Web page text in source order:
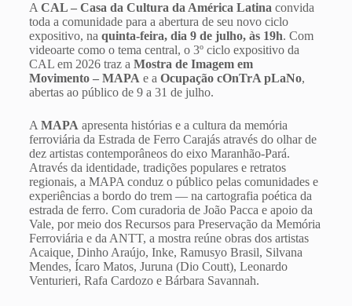
A CAL – Casa da Cultura da América Latina convida
toda a comunidade para a abertura de seu novo ciclo
expositivo, na quinta-feira, dia 9 de julho, às 19h. Com
videoarte como o tema central, o 3º ciclo expositivo da
CAL em 2026 traz a Mostra de Imagem em
Movimento – MAPA e a Ocupação cOnTrA pLaNo,
abertas ao público de 9 a 31 de julho.
A MAPA apresenta histórias e a cultura da memória
ferroviária da Estrada de Ferro Carajás através do olhar de
dez artistas contemporâneos do eixo Maranhão-Pará.
Através da identidade, tradições populares e retratos
regionais, a MAPA conduz o público pelas comunidades e
experiências a bordo do trem — na cartografia poética da
estrada de ferro. Com curadoria de João Pacca e apoio da
Vale, por meio dos Recursos para Preservação da Memória
Ferroviária e da ANTT, a mostra reúne obras dos artistas
Acaique, Dinho Araújo, Inke, Ramusyo Brasil, Silvana
Mendes, Ícaro Matos, Juruna (Dio Coutt), Leonardo
Venturieri, Rafa Cardozo e Bárbara Savannah.